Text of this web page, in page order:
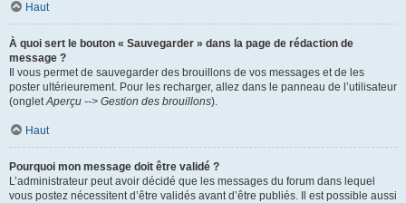
Haut
À quoi sert le bouton « Sauvegarder » dans la page de rédaction de
message ?
Il vous permet de sauvegarder des brouillons de vos messages et de les
poster ultérieurement. Pour les recharger, allez dans le panneau de l’utilisateur
(ongletAperçu --> Gestion des brouillons).
Haut
Pourquoi mon message doit être validé ?
L’administrateur peut avoir décidé que les messages du forum dans lequel
vous postez nécessitent d’être validés avant d’être publiés. Il est possible aussi